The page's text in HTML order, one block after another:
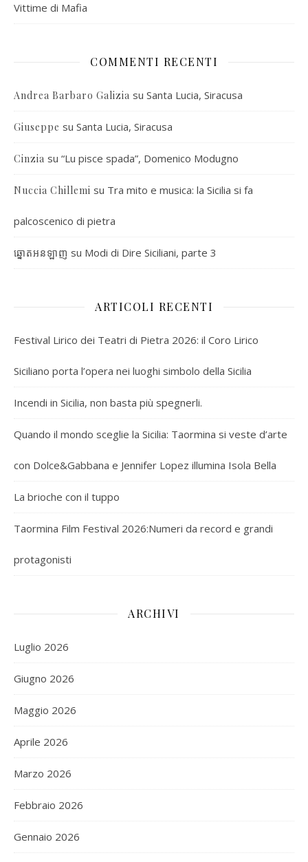
Vittime di Mafia
COMMENTI RECENTI
Andrea Barbaro Galizia su Santa Lucia, Siracusa
Giuseppe su Santa Lucia, Siracusa
Cinzia su “Lu pisce spada”, Domenico Modugno
Nuccia Chillemi su Tra mito e musica: la Sicilia si fa
palcoscenico di pietra
ឆ្នោតអនឡាញ su Modi di Dire Siciliani, parte 3
ARTICOLI RECENTI
Festival Lirico dei Teatri di Pietra 2026: il Coro Lirico
Siciliano porta l’opera nei luoghi simbolo della Sicilia
Incendi in Sicilia, non basta più spegnerli.
Quando il mondo sceglie la Sicilia: Taormina si veste d’arte
con Dolce&Gabbana e Jennifer Lopez illumina Isola Bella
La brioche con il tuppo
Taormina Film Festival 2026:Numeri da record e grandi
protagonisti
ARCHIVI
Luglio 2026
Giugno 2026
Maggio 2026
Aprile 2026
Marzo 2026
Febbraio 2026
Gennaio 2026